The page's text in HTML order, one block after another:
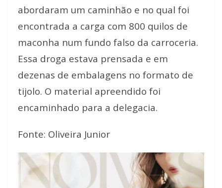
abordaram um caminhão e no qual foi
encontrada a carga com 800 quilos de
maconha num fundo falso da carroceria.
Essa droga estava prensada e em
dezenas de embalagens no formato de
tijolo. O material apreendido foi
encaminhado para a delegacia.
Fonte: Oliveira Junior